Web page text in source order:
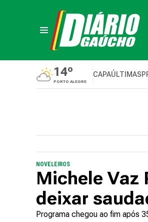
14º
PORTO ALEGRE
CAPAÚLTIMAS
NOVELEIROS
Michele Vaz
deixar
Programa chegou ao fim após